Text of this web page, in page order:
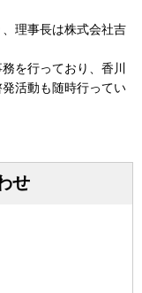
理事長は株式会社吉
を行っており、香川
活動も随時行ってい
せ